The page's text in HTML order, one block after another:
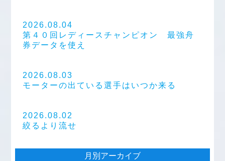
2026.08.04
第４０回レディースチャンピオン 最強舟
券データを使え
2026.08.03
モーターの出ている選手はいつか来る
2026.08.02
絞るより流せ
月別アーカイブ